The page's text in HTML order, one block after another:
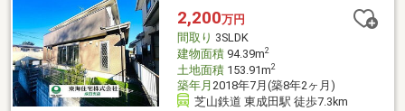
宅ローンを取り扱っている弊社だからこそ出来るご提案がござい
ます！貸金業務取扱主任者の資格保有者も居ますので、不動産会
社選びで迷っている方はぜひ一度ご相談ください♪
2,200万円
間取り 3SLDK
建物面積94.39m2
土地面積153.91m2
築年月 2018年7月(築8年2ヶ月)
芝山鉄道 東成田駅 徒歩7.3km